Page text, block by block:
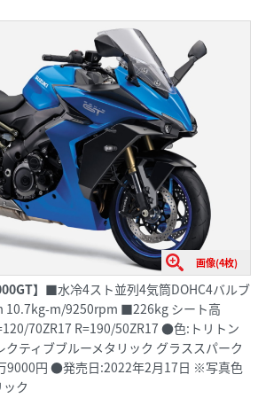
画像(4枚)
】 ■水冷4スト並列4気筒DOHC4バルブ
10.7kg-m/9250rpm ■226kg シート高
70ZR17 R=190/50ZR17 ●色:トリトン
クティブブルーメタリック グラススパーク
9000円 ●発売日:2022年2月17日 ※写真色
ク